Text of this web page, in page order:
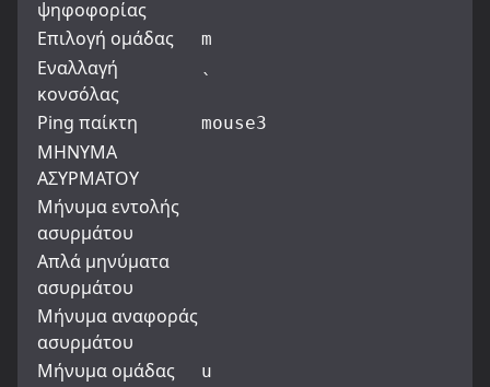
ψηφοφορίας
Επιλογή ομάδας
m
Εναλλαγή
κονσόλας
`
Ping παίκτη mouse3
ΜΗΝΥΜΑ
ΑΣΥΡΜΑΤΟΥ
Μήνυμα εντολής
ασυρμάτου
Απλά μηνύματα
ασυρμάτου
Μήνυμα αναφοράς
ασυρμάτου
Μήνυμα ομάδας
u